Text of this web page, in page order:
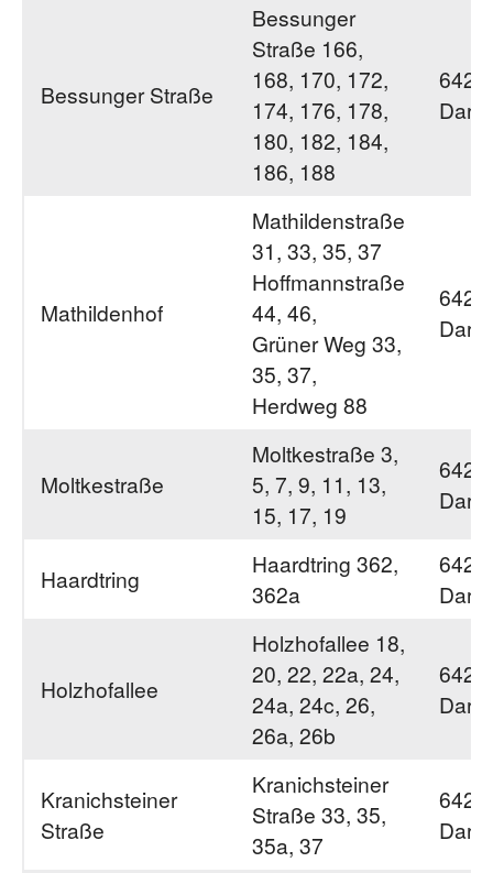
Bessunger Straße
Bessunger
Straße 166,
168, 170, 172,
174, 176, 178,
180, 182, 184,
186, 188
Mathildenhof
Mathildenstraße
31, 33, 35, 37
Hoffmannstraße
44, 46,
Grüner Weg 33,
35, 37,
Herdweg 88
Moltkestraße
Moltkestraße 3,
5, 7, 9, 11, 13,
15, 17, 19
Haardtring
Haardtring 362,
362a
Holzhofallee
Holzhofallee 18,
20, 22, 22a, 24,
24a, 24c, 26,
26a, 26b
Kranichsteiner
Straße
Kranichsteiner
Straße 33, 35,
35a, 37